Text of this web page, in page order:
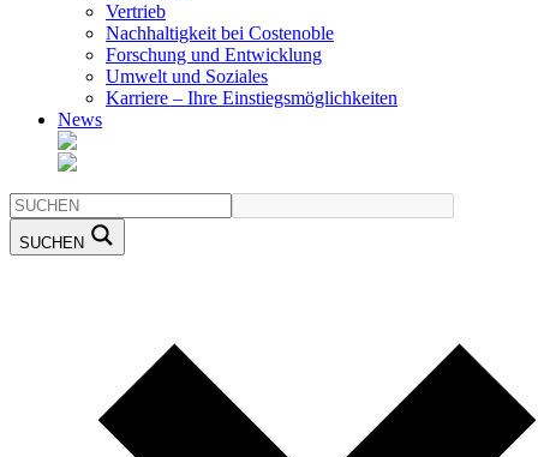
Vertrieb
Nachhaltigkeit bei Costenoble
Forschung und Entwicklung
Umwelt und Soziales
Karriere – Ihre Einstiegsmöglichkeiten
News
SUCHEN